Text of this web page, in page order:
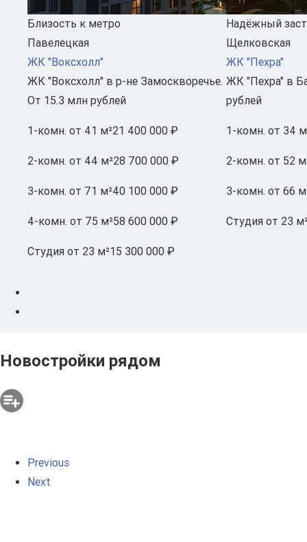
Близость к метро
Павелецкая
ЖК "Воксхолл"
ЖК "Воксхолл" в р-не Замоскворечье.
От 15.3 млн рублей
1-комн. от 41 м²21 400 000 ₽
2-комн. от 44 м²28 700 000 ₽
3-комн. от 71 м²40 100 000 ₽
4-комн. от 75 м²58 600 000 ₽
Студия от 23 м²15 300 000 ₽
Надёжный
Щелковская
ЖК "Пехра"
ЖК "Пехра" в
рублей
1-комн. от 34
2-комн. от 52
3-комн. от 66
Студия от 23
Новостройки рядом
Previous
Next